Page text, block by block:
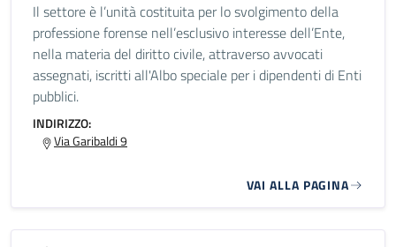
Il settore è l’unità costituita per lo svolgimento della
professione forense nell’esclusivo interesse dell’Ente,
nella materia del diritto civile, attraverso avvocati
assegnati, iscritti all'Albo speciale per i dipendenti di Enti
pubblici.
INDIRIZZO:
Via Garibaldi 9
VAI ALLA PAGINA